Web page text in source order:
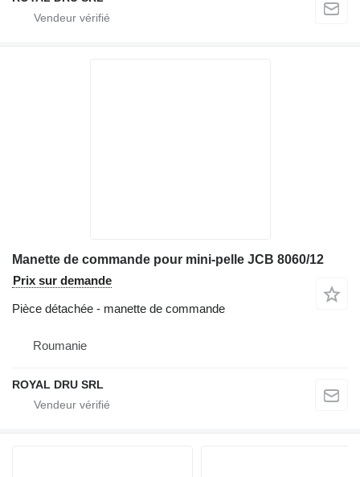
Manette de commande pour mini-pelle JCB 8060/12
Prix sur demande
Pièce détachée - manette de commande
Roumanie
ROYAL DRU SRL